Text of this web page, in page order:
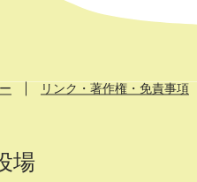
リンク・著作権・免責事項
場